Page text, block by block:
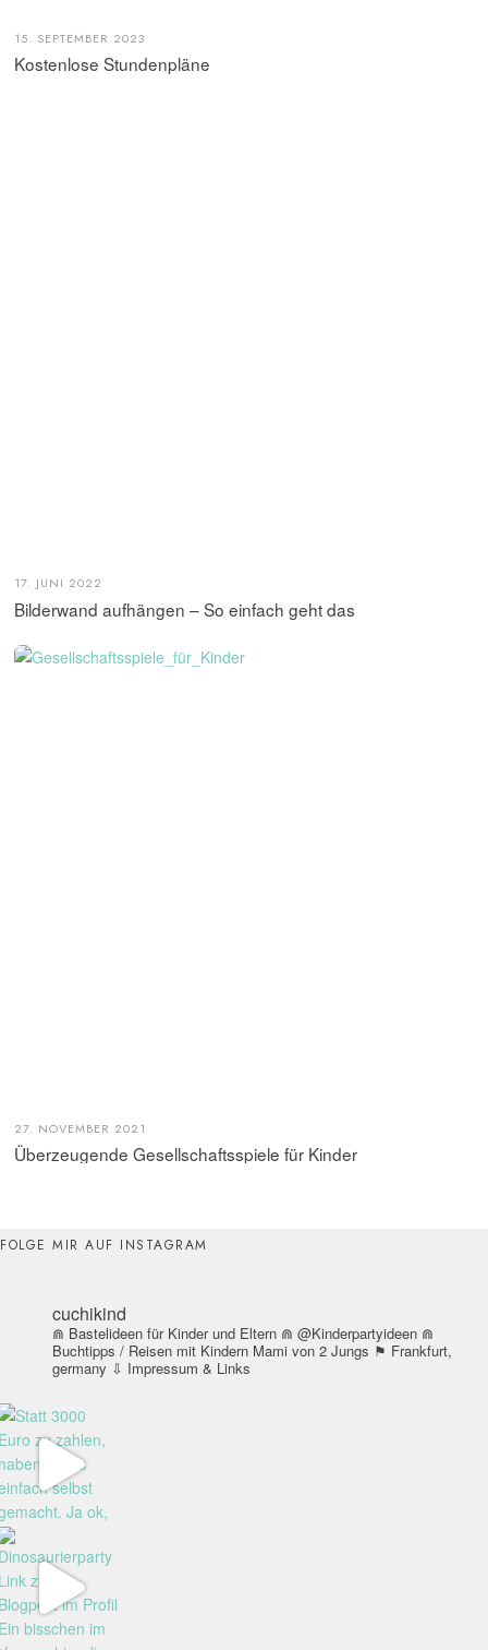
15. SEPTEMBER 2023
Kostenlose Stundenpläne
17. JUNI 2022
Bilderwand aufhängen – So einfach geht das
27. NOVEMBER 2021
Überzeugende Gesellschaftsspiele für Kinder
FOLGE MIR AUF INSTAGRAM
cuchikind
⋒ Bastelideen für Kinder und Eltern ⋒ @Kinderpartyideen ⋒
Buchtipps / Reisen mit Kindern Mami von 2 Jungs ⚑ Frankfurt,
germany ⇩ Impressum & Links